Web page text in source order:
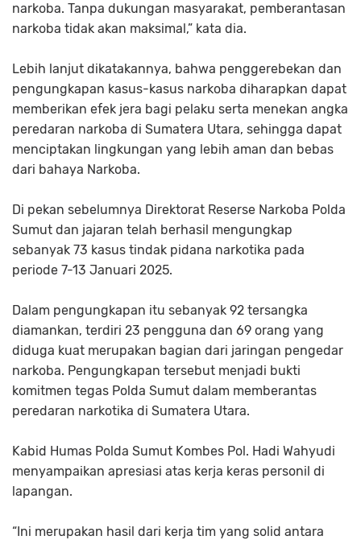
narkoba. Tanpa dukungan masyarakat, pemberantasan
narkoba tidak akan maksimal,” kata dia.
Lebih lanjut dikatakannya, bahwa penggerebekan dan
pengungkapan kasus-kasus narkoba diharapkan dapat
memberikan efek jera bagi pelaku serta menekan angka
peredaran narkoba di Sumatera Utara, sehingga dapat
menciptakan lingkungan yang lebih aman dan bebas
dari bahaya Narkoba.
Di pekan sebelumnya Direktorat Reserse Narkoba Polda
Sumut dan jajaran telah berhasil mengungkap
sebanyak 73 kasus tindak pidana narkotika pada
periode 7-13 Januari 2025.
Dalam pengungkapan itu sebanyak 92 tersangka
diamankan, terdiri 23 pengguna dan 69 orang yang
diduga kuat merupakan bagian dari jaringan pengedar
narkoba. Pengungkapan tersebut menjadi bukti
komitmen tegas Polda Sumut dalam memberantas
peredaran narkotika di Sumatera Utara.
Kabid Humas Polda Sumut Kombes Pol. Hadi Wahyudi
menyampaikan apresiasi atas kerja keras personil di
lapangan.
“Ini merupakan hasil dari kerja tim yang solid antara